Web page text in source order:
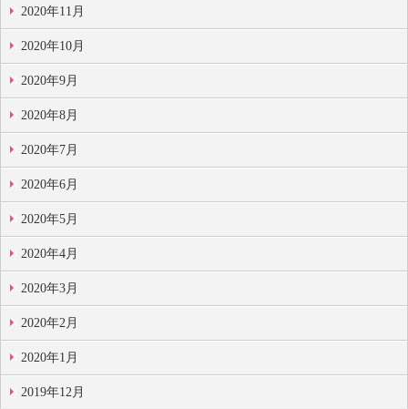
2020年11月
2020年10月
2020年9月
2020年8月
2020年7月
2020年6月
2020年5月
2020年4月
2020年3月
2020年2月
2020年1月
2019年12月